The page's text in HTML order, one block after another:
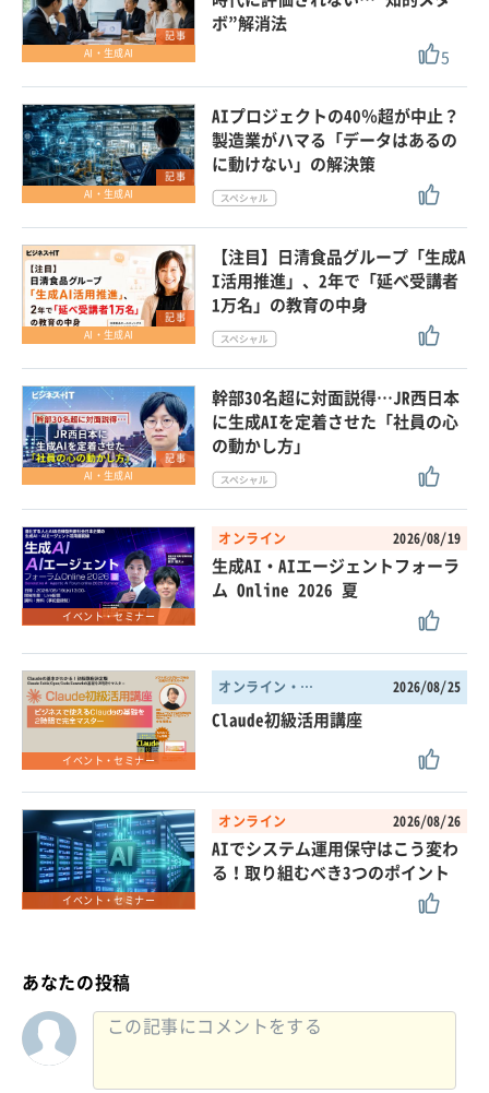
記事
AI・生成AI
ボ”解消法
5
記事
AI・生成AI
AIプロジェクトの40％超が中止？
製造業がハマる「データはあるの
に動けない」の解決策
記事
AI・生成AI
【注目】日清食品グループ「生成A
I活用推進」、2年で「延べ受講者
1万名」の教育の中身
記事
AI・生成AI
幹部30名超に対面説得…JR西日本
に生成AIを定着させた「社員の心
の動かし方」
イベント・セミナー
オンライン 2026/08/19
生成AI・AIエージェントフォーラ
ム Online 2026 夏
イベント・セミナー
オンライン・東京都 2026/08/25
Claude初級活用講座
イベント・セミナー
オンライン 2026/08/26
AIでシステム運用保守はこう変わ
る！取り組むべき3つのポイント
あなたの投稿